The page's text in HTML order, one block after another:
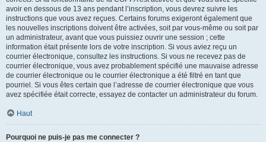
avoir en dessous de 13 ans pendant l’inscription, vous devrez suivre les
instructions que vous avez reçues. Certains forums exigeront également que
les nouvelles inscriptions doivent être activées, soit par vous-même ou soit par
un administrateur, avant que vous puissiez ouvrir une session ; cette
information était présente lors de votre inscription. Si vous aviez reçu un
courrier électronique, consultez les instructions. Si vous ne recevez pas de
courrier électronique, vous avez probablement spécifié une mauvaise adresse
de courrier électronique ou le courrier électronique a été filtré en tant que
pourriel. Si vous êtes certain que l’adresse de courrier électronique que vous
avez spécifiée était correcte, essayez de contacter un administrateur du forum.
Haut
Pourquoi ne puis-je pas me connecter ?